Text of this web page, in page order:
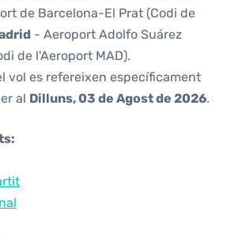
de Barcelona-El Prat (Codi de
- Aeroport Adolfo Suárez
de l'Aeroport MAD).
vol es refereixen específicament
al Dilluns, 03 de Agost de 2026.